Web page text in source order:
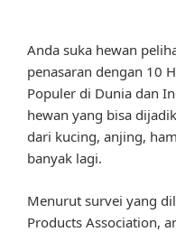
Anda suka hewan
penasaran dengan 10
Populer di Dunia dan
hewan yang bisa
dari kucing, anjing,
banyak lagi.
Menurut survei yang
Products Association,